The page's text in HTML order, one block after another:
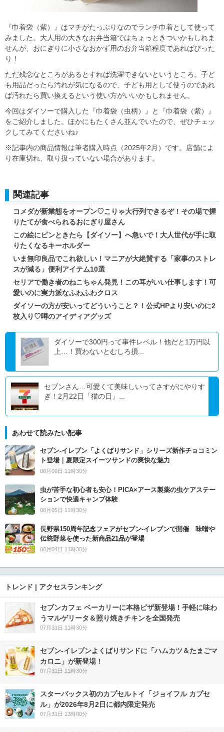
『巾着袋（紫）』はマチがたっぷりなのでランチ巾着として使って
みました。大人用の大きなお弁当箱ではちょっときついかもしれま
せんが、おにぎりに小さなおかず用のお弁当箱程度であればぴった
り！
ただ残念なところがあるとすれば洗濯できないというところ。子ど
も用品だったら汚れが気になるので、子ども用として使うのであれ
ば汚れたら買い換えるという使い方がいいかもしれません。
今回はダイソーで購入した『巾着袋（虫柄）』と『巾着袋（紫）』
をご紹介しました。ほかにもたくさん並んでいたので、ぜひチェッ
クしてみてくださいね♪
※記事内の商品情報は筆者購入時点（2025年2月）です。店舗によ
り在庫切れ、取り扱っていない場合があります。
関連記事
コメダが新業態をオープン♡こりゃ大行列できるぞ！その場で握
りたてが食べられるおにぎり屋さん
この絵にピンときたら【ダイソー】へ急いで！大人世代が手に取
りたくなるキーホルダー
いま無印良品でこれ欲しい！マニアが大絶賛する「家事のストレ
スが減る」便利アイテム10選
セリアで働き者のねこちゃん発見！この耳がいい仕事します！可
愛いのに実力派なふわふわクロス
ダイソーの方が安いってどういうこと？！公式HPより安いのに2
枚入り♡噂のアイディアグッズ
ダイソーで300円って事件レベル！他だと1万円以
上…！買わないとむしろ損...
セブンさん…可愛くて美味しいってさすがにやりす
ぎ！2月22日「猫の日」...
あわせて読みたい記事
セブン‐イレブン「よくばりサンド」シリーズ新作チョコミン
ト登場｜夏限定スイーツサンドの爽快な魅力
08月06日 11時30分
虫が苦手な初心者も安心！PICA×アース製薬の虫ケアステー
ションで快適キャンプ体験
08月05日 11時30分
長野県150周年記念フェアがセブン-イレブンで開催 味噌や
伝統野菜を使った新商品21品が登場
08月04日 11時30分
トレンド | アクセスランキング
セブンカフェ ベーカリーに本格ピザ新登場！手軽に味わ
うマルゲリータ＆照り焼きチキンを全国発売
07月31日 11時30分
セブン‐イレブンよくばりサンドに「ハムカツ＆たまごマ
カロニ」が新登場！
07月31日 11時30分
スターバックス初のカプセルトイ「ジョイフル カプセ
ル」が2026年8月2日に都内限定発売
07月31日 13時00分